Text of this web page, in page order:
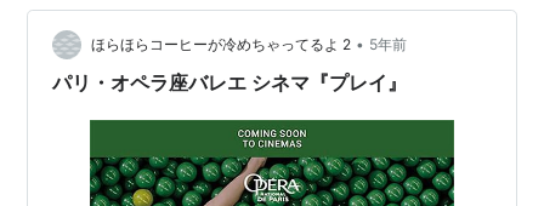
「牧神の午後（Afternoon of a Faun)」 「グラス・ピー
シズ（Glass Pieces)」 …
ほらほらコーヒーが冷めちゃってるよ 2 • 5年前
パリ・オペラ座バレエ シネマ『プレイ』